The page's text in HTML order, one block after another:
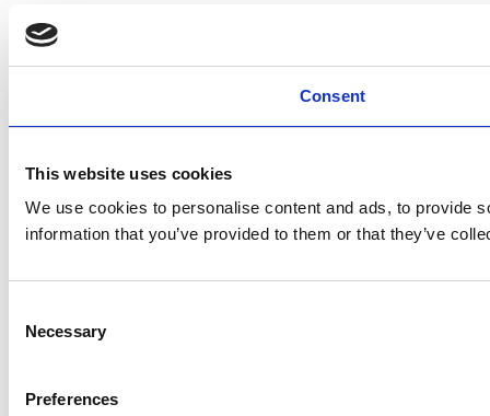
Consent
This website uses cookies
We use cookies to personalise content and ads, to provide
information that you’ve provided to them or that they’ve
Selection
Necessary
Preferences